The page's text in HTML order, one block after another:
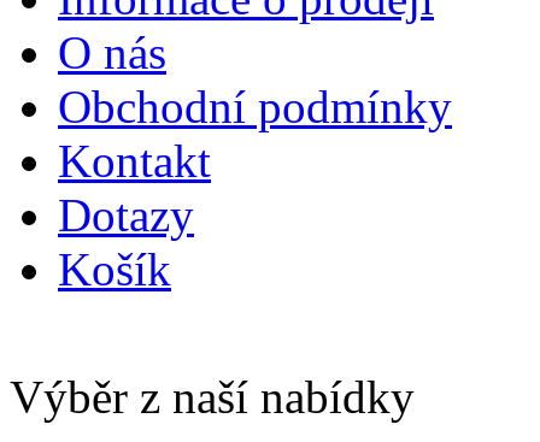
O nás
Obchodní podmínky
Kontakt
Dotazy
Košík
Výběr z naší nabídky